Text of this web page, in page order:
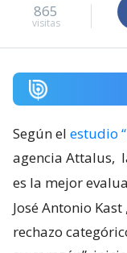
865
visitas
Según el estudio
agencia Attalus,
es la mejor
José Antonio Kast
rechazo